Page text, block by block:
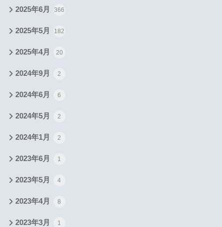
2025年6月 366
2025年5月 182
2025年4月 20
2024年9月 2
2024年6月 6
2024年5月 2
2024年1月 2
2023年6月 1
2023年5月 4
2023年4月 8
2023年3月 1